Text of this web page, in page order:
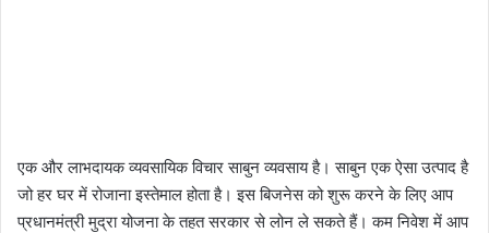
एक और लाभदायक व्यवसायिक विचार साबुन व्यवसाय है। साबुन एक ऐसा उत्पाद है
जो हर घर में रोजाना इस्तेमाल होता है। इस बिजनेस को शुरू करने के लिए आप
प्रधानमंत्री मुद्रा योजना के तहत सरकार से लोन ले सकते हैं। कम निवेश में आप